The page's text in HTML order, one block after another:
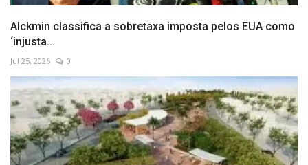
Alckmin classifica a sobretaxa imposta pelos EUA como
‘injusta...
Jul 25, 2026 0